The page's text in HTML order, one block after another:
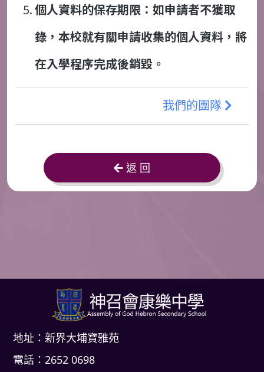
個人資料的保存期限：如申請者不獲取
錄，本校就有關申請收集的個人資料，將
在入學程序完成後銷毀。
我們的團隊
返 回
地址：新界大埔寶雅苑
電話：2652 0698